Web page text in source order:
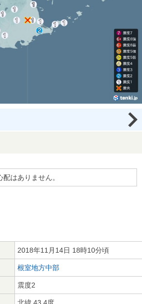
はありません。
2018年11月14日 18時10分頃
根室地方中部
震度2
北緯 43.4度